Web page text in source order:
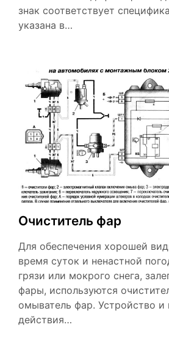
знак соответствует
указана в…
Очиститель фар
Для обеспечения хорошей
время суток и ненастной
грязи или мокрого снега,
фары, используются
омыватель фар. Устройство и
действия…